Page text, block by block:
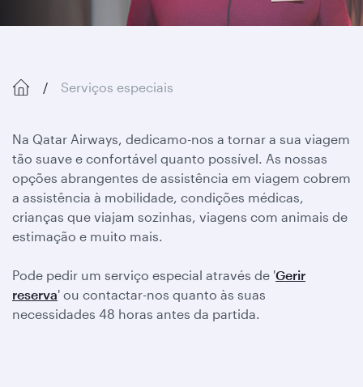
Serviços especiais
Na Qatar Airways, dedicamo-nos a tornar a sua viagem
tão suave e confortável quanto possível. As nossas
opções abrangentes de assistência em viagem cobrem
a assistência à mobilidade, condições médicas,
crianças que viajam sozinhas, viagens com animais de
estimação e muito mais.
Pode pedir um serviço especial através de 'Gerir
reserva' ou contactar-nos quanto às suas
necessidades 48 horas antes da partida.